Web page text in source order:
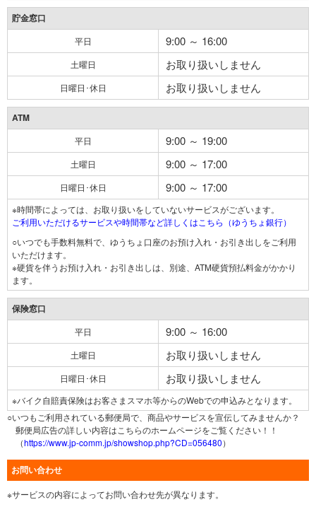
貯金窓口
平日 9:00 ～ 16:00
土曜日 お取り扱いしません
日曜日･休日 お取り扱いしません
ATM
平日 9:00 ～ 19:00
土曜日 9:00 ～ 17:00
日曜日･休日 9:00 ～ 17:00
※時間帯によっては、お取り扱いをしていないサービスがございます。
ご利用いただけるサービスや時間帯など詳しくはこちら（ゆうちょ銀行）
○いつでも手数料無料で、ゆうちょ口座のお預け入れ・お引き出しをご利用
いただけます。
※硬貨を伴うお預け入れ・お引き出しは、別途、ATM硬貨預払料金がかかり
ます。
保険窓口
平日 9:00 ～ 16:00
土曜日 お取り扱いしません
日曜日･休日 お取り扱いしません
※バイク自賠責保険はお客さまスマホ等からのWebでの申込みとなります。
○いつもご利用されている郵便局で、商品やサービスを宣伝してみませんか？
郵便局広告の詳しい内容はこちらのホームページをご覧ください！！
（https://www.jp-comm.jp/showshop.php?CD=056480）
お問い合わせ
※サービスの内容によってお問い合わせ先が異なります。